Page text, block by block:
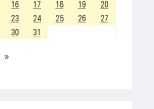
16 17 18 19
20
23 24 25 26
27
30 31
»